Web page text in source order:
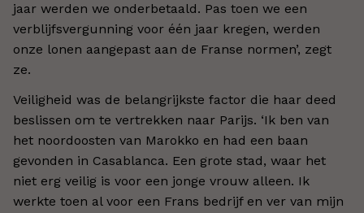
jaar werden we onderbetaald. Pas toen we een
verblijfsvergunning voor één jaar kregen, werden
onze lonen aangepast aan de Franse normen’, zegt
ze.
Veiligheid was de belangrijkste factor die haar deed
beslissen om te vertrekken naar Parijs. ‘Ik ben van
het noordoosten van Marokko en had een baan
gevonden in Casablanca. Een grote stad, waar het
niet erg veilig is voor een jonge vrouw alleen. Ik
werkte toen al voor een Frans bedrijf en ver van mijn